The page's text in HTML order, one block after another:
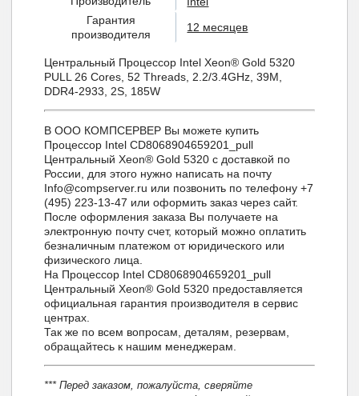
Гарантия
производителя
12 месяцев
Центральный Процессор Intel Xeon® Gold 5320
PULL 26 Cores, 52 Threads, 2.2/3.4GHz, 39M,
DDR4-2933, 2S, 185W
В ООО КОМПСЕРВЕР Вы можете купить
Процессор Intel CD8068904659201_pull
Центральный Xeon® Gold 5320 с доставкой по
России, для этого нужно написать на почту
Info@compserver.ru или позвонить по телефону +7
(495) 223-13-47 или оформить заказ через сайт.
После оформления заказа Вы получаете на
электронную почту счет, который можно оплатить
безналичным платежом от юридического или
физического лица.
На Процессор Intel CD8068904659201_pull
Центральный Xeon® Gold 5320 предоставляется
официальная гарантия производителя в сервис
центрах.
Так же по всем вопросам, деталям, резервам,
обращайтесь к нашим менеджерам.
*** Перед заказом, пожалуйста, сверяйте